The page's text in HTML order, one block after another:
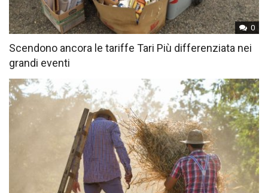
0
Scendono ancora le tariffe Tari Più differenziata nei
grandi eventi